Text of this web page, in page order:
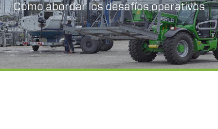
Cómo abordar los desafíos operativos